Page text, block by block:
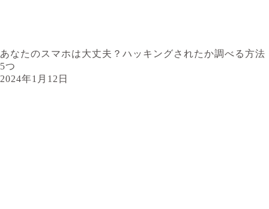
あなたのスマホは大丈夫？ハッキングされたか調べる方法
5つ
2024年1月12日